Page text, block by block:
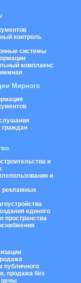
контроль
системы
комплаенс
Мирного
и
и
рекламных
единого
пространства
публичного
продажа без
цены